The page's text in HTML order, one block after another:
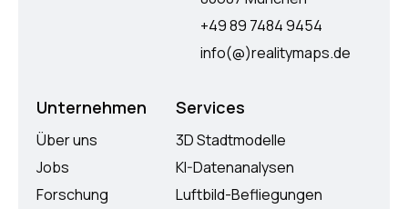
+49 89 7484 9454
info(@)realitymaps.de
Unternehmen
Über uns
Jobs
Forschung
Services
3D Stadtmodelle
KI-Datenanalysen
Luftbild-Befliegungen